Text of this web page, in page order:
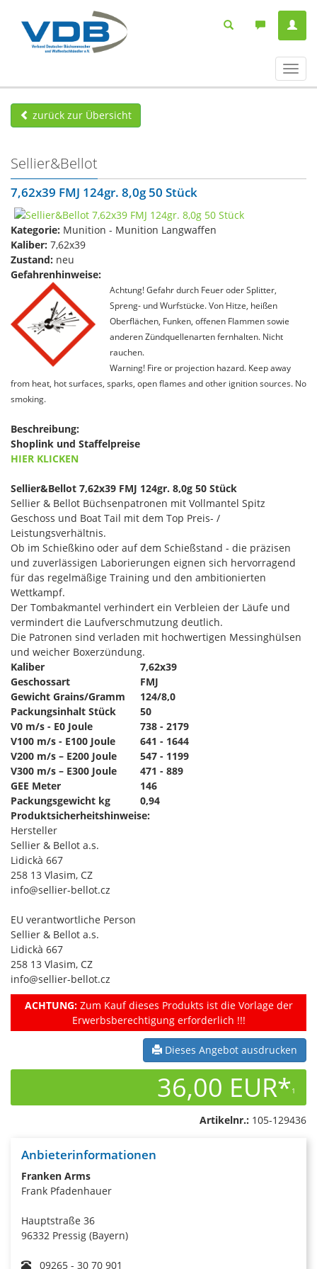
ein-/
zurück zur Übersicht
Sellier&Bellot
7,62x39 FMJ 124gr. 8,0g 50 Stück
Kategorie: Munition - Munition Langwaffen
Kaliber: 7,62x39
Zustand: neu
Gefahrenhinweise:
Achtung! Gefahr durch Feuer oder Splitter,
Spreng- und Wurfstücke. Von Hitze, heißen
Oberflächen, Funken, offenen Flammen sowie
anderen Zündquellenarten fernhalten. Nicht
rauchen.
Warning! Fire or projection hazard. Keep away
from heat, hot surfaces, sparks, open flames and other ignition sources. No
smoking.
Beschreibung:
Shoplink und Staffelpreise
HIER KLICKEN
Sellier&Bellot 7,62x39 FMJ 124gr. 8,0g 50 Stück
Sellier & Bellot Büchsenpatronen mit Vollmantel Spitz
Geschoss und Boat Tail mit dem Top Preis- /
Leistungsverhältnis.
Ob im Schießkino oder auf dem Schießstand - die präzisen
und zuverlässigen Laborierungen eignen sich hervorragend
für das regelmäßige Training und den ambitionierten
Wettkampf.
Der Tombakmantel verhindert ein Verbleien der Läufe und
vermindert die Laufverschmutzung deutlich.
Die Patronen sind verladen mit hochwertigen Messinghülsen
und weicher Boxerzündung.
Kaliber
7,62x39
Geschossart
FMJ
Gewicht Grains/Gramm
124/8,0
Packungsinhalt Stück
50
V0 m/s - E0 Joule
738 - 2179
V100 m/s - E100 Joule
641 - 1644
V200 m/s – E200 Joule
547 - 1199
V300 m/s – E300 Joule
471 - 889
GEE Meter
146
Packungsgewicht kg
0,94
Produktsicherheitshinweise:
Hersteller
Sellier & Bellot a.s.
Lidickà 667
258 13 Vlasim, CZ
info@sellier-bellot.cz
EU verantwortliche Person
Sellier & Bellot a.s.
Lidickà 667
258 13 Vlasim, CZ
info@sellier-bellot.cz
ACHTUNG:Zum Kauf dieses Produkts ist die Vorlage der
Erwerbsberechtigung erforderlich !!!
Dieses Angebot ausdrucken
36,00 EUR*1
Artikelnr.: 105-129436
Anbieterinformationen
Franken Arms
Frank Pfadenhauer
Hauptstraße 36
96332 Pressig (Bayern)
09265 - 30 70 901